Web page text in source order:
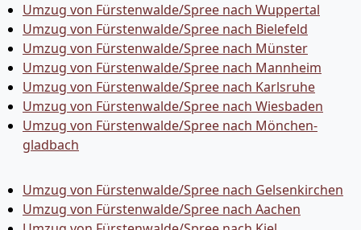
Umzug von Fürstenwalde/Spree nach Wuppertal
Umzug von Fürstenwalde/Spree nach Bielefeld
Umzug von Fürstenwalde/Spree nach Münster
Umzug von Fürstenwalde/Spree nach Mannheim
Umzug von Fürstenwalde/Spree nach Karlsruhe
Umzug von Fürstenwalde/Spree nach Wiesbaden
Umzug von Fürstenwalde/Spree nach Mönchen­
gladbach
Umzug von Fürstenwalde/Spree nach Gelsenkirchen
Umzug von Fürstenwalde/Spree nach Aachen